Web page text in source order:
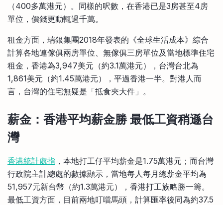
（400多萬港元）。同樣的呎數，在香港已是3房甚至4房
單位，價錢更動輒過千萬。
租金方面，瑞銀集團2018年發表的《全球生活成本》綜合
計算各地連傢俱兩房單位、無傢俱三房單位及當地標準住宅
租金，香港為3,947美元（約3.1萬港元），台灣台北為
1,861美元（約1.45萬港元），平過香港一半。對港人而
言，台灣的住宅無疑是「抵食夾大件」。
薪金：香港平均薪金勝 最低工資稍遜台
灣
香港統計處指 ，本地打工仔平均薪金是1.75萬港元；而台灣
行政院主計總處的數據顯示，當地每人每月總薪金平均為
51,957元新台幣（約1.3萬港元），香港打工族略勝一籌。
最低工資方面，目前兩地叮噹馬頭，計算匯率後同為約37.5